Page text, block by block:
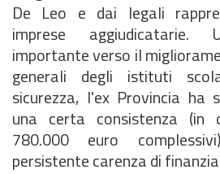
De Leo e dai legali
imprese
importante verso il
generali degli istituti
sicurezza, l'ex Provincia ha
una certa consistenza (in
780.000 euro
persistente carenza di